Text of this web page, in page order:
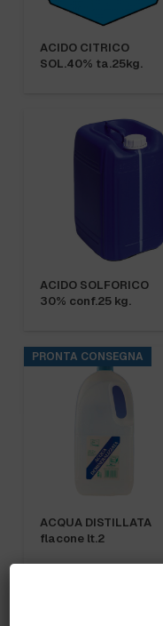
ACIDO CITRICO
SOL.40% ta.25kg.
ACIDO SOLFORICO
30% conf.25 kg.
PRONTA CONSEGNA
ACQUA DISTILLATA
flacone lt.2